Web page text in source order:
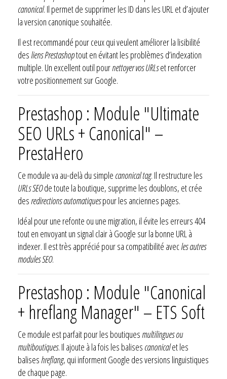
canonical. Il permet de supprimer les ID dans les URL et d’ajouter
la version canonique souhaitée.
Il est recommandé pour ceux qui veulent améliorer la lisibilité
des liens Prestashoptout en évitant les problèmes d’indexation
multiple. Un excellent outil pournettoyer vos URLset renforcer
votre positionnement sur Google.
Prestashop : Module "Ultimate
SEO URLs + Canonical" –
PrestaHero
Ce module va au-delà du simple canonical tag. Il restructure les
URLs SEOde toute la boutique, supprime les doublons, et crée
des redirections automatiquespour les anciennes pages.
Idéal pour une refonte ou une migration, il évite les erreurs 404
tout en envoyant un signal clair à Google sur la bonne URL à
indexer. Il est très apprécié pour sa compatibilité avecles autres
modules SEO.
Prestashop : Module "Canonical
+ hreflang Manager" – ETS Soft
Ce module est parfait pour les boutiques multilingues ou
multiboutiques. Il ajoute à la fois les balises canonicalet les
balises hreflang, qui informent Google des versions linguistiques
de chaque page.